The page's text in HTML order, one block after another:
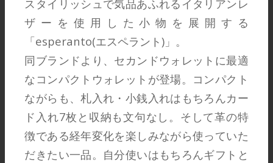
スタイリッシュで気品あふれるイタリアンレ
ザーを使用した小物を展開する
「esperanto(エスペラント)」。
同ブランドより、セカンドウォレットに最適
なコンパクトウォレットが登場。コンパクト
ながらも、札入れ・小銭入れはもちろんカー
ド入れ7枚と収納も文句なし。そして革の特
徴である経年変化を楽しみながら使っていた
だきたい一品。自分使いはもちろんギフトと